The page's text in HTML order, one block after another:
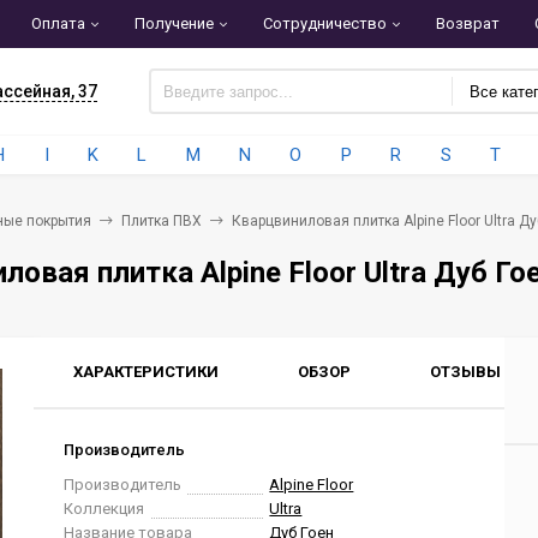
Оплата Получение Сотрудничество Возврат
37 Все
I K L M N O P R S T
покрытия Плитка ПВХ Кварцвиниловая плитка Alpine Floor Ultra
плитка Alpine Floor Ultra Дуб
ХАРАКТЕРИСТИКИ ОБЗОР ОТЗЫВЫ
Производитель
Производитель
Alpine Floor
Коллекция
Ultra
Название товара
Дуб Гоен